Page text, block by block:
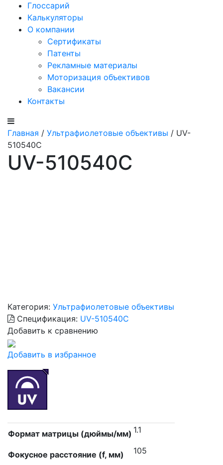
Глоссарий
Калькуляторы
О компании
Сертификаты
Патенты
Рекламные материалы
Моторизация объективов
Вакансии
Контакты
Главная / Ультрафиолетовые объективы / UV-
510540C
UV-510540C
Категория: Ультрафиолетовые объективы
Спецификация: UV-510540C
Добавить к сравнению
Добавить в избранное
Формат матрицы (дюймы/мм) 1.1
Фокусное расстояние (f, мм) 105